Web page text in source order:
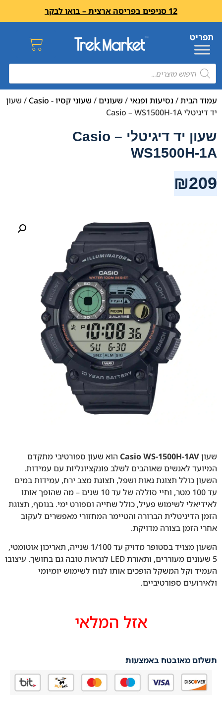
12 סניפים בפריסה ארצית – בואו לבקר
עמוד הבית/ נסיעות ופנאי/ שעונים/ שעוני קסיו - Casio
/ שעון
יד דיגיטלי Casio – WS1500H-1A
שעון יד דיגיטלי Casio –
WS1500H-1A
₪209
שעוןCasio WS-1500H-1AVהוא שעון ספורטיבי מתקדם
המיועד לאנשים שאוהבים לשלב פונקציונליות עם עמידות.
השעון כולל תצוגת גאות ושפל, תצוגת מצב ירח, עמידות במים
עד 100 מטר, וחיי סוללה של עד 10 שנים – מה שהופך אותו
לאידיאלי לשימוש פעיל, כולל שחייה וספורט ימי. בנוסף, תצוגת
הזמן הדיגיטלית הברורה והטיימר המחזורי מאפשרים לעקוב
אחרי הזמן בצורה מדויקת.
השעון מצויד בסטופר מדויק עד 1/100 שנייה, תאריכון אוטומטי,
5 שעונים מעוררים, ותאורת LED לנראות טובה גם בחושך. עיצובו
העמיד וקל המשקל הופכים אותו לנוח לשימוש יומיומי
ולאירועים ספורטיביים.
אזל המלאי
תשלום מאובטח באמצעות